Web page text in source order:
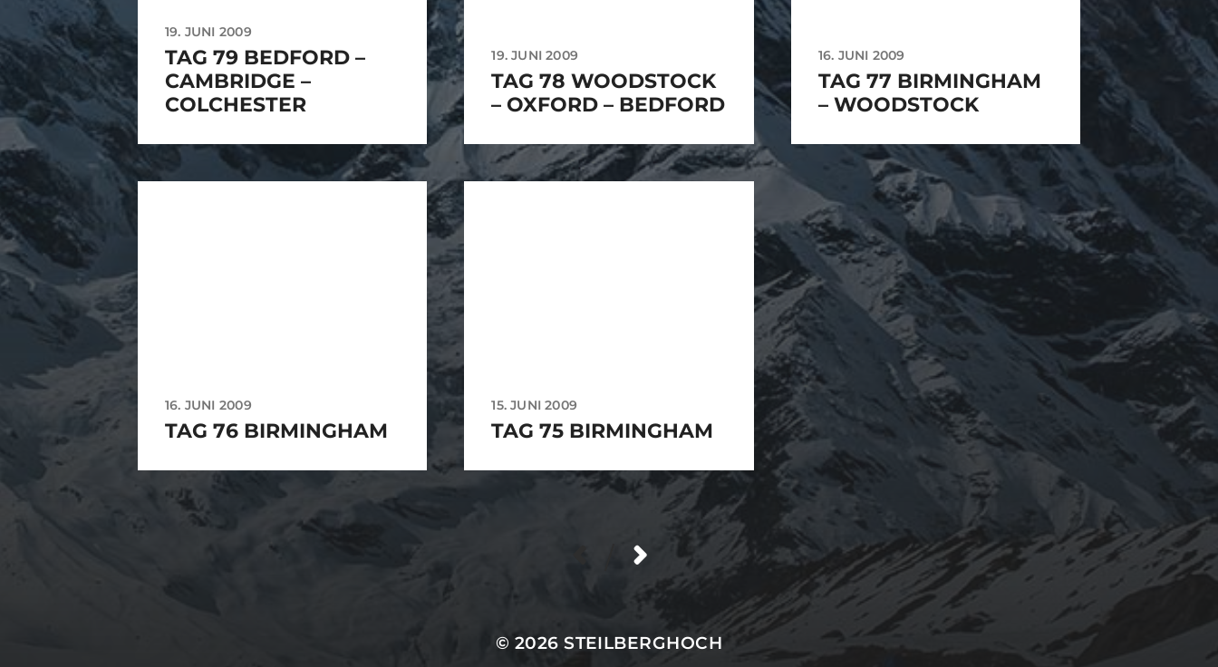
19. JUNI 2009
TAG 79 BEDFORD –
CAMBRIDGE –
COLCHESTER
19. JUNI 2009
TAG 78 WOODSTOCK
– OXFORD – BEDFORD
16. JUNI 2009
TAG 77 BIRMINGHAM
– WOODSTOCK
16. JUNI 2009
TAG 76 BIRMINGHAM
15. JUNI 2009
TAG 75 BIRMINGHAM
© 2026STEILBERGHOCH